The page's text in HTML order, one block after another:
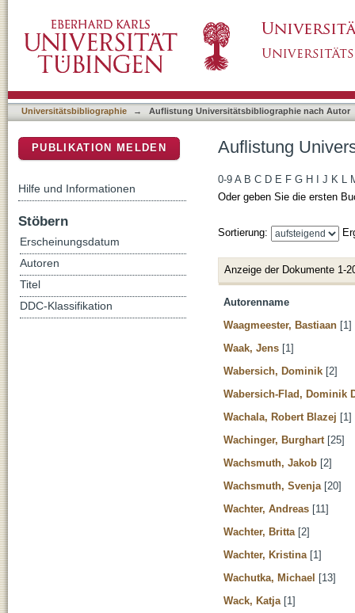
Universitätsbibliographie → Auflistung Universitätsbibliographie nach Autor
Auflistung
0-9 A B C D E F G H J K L
Oder geben Sie die ersten
Sortierung:
Anzeige der Dokumente 1-
Autorenname
Waagmeester, Bastiaan [1]
Waak, Jens [1]
Wabersich, Dominik [2]
Wabersich-Flad, Dominik
Wachala, Robert Blazej [1]
Wachinger, Burghart [25]
Wachsmuth, Jakob [2]
Wachsmuth, Svenja [20]
Wachter, Andreas [11]
Wachter, Britta [2]
Wachter, Kristina [1]
Wachutka, Michael [13]
Wack, Katja [1]
PUBLIKATION MELDEN
Hilfe und Informationen
Stöbern
Erscheinungsdatum
Autoren
Titel
DDC-Klassifikation